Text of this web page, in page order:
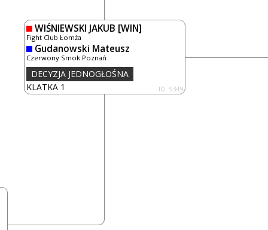
WIŚNIEWSKI JAKUB [WIN]
Fight Club Łomża
Gudanowski Mateusz
Czerwony Smok Poznań
KLATKA 1 ID: 9349
DECYZJA JEDNOGŁOŚNA